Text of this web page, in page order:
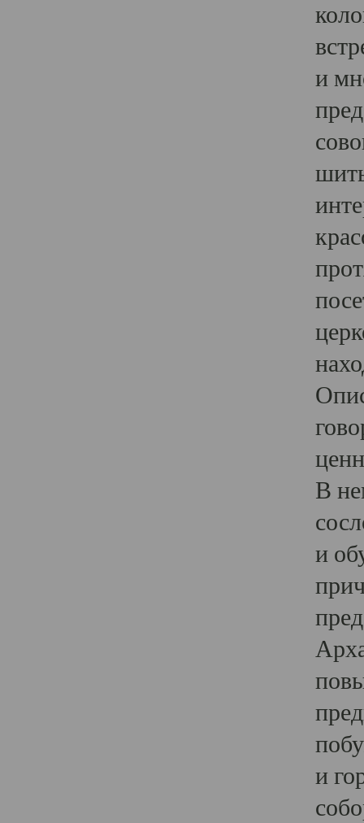
и
В
и
и